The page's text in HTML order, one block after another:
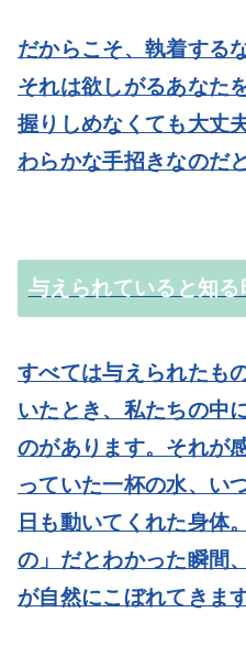
だからこそ、執着する
それは欲しがるあなた
握りしめなくても大丈
わらかな手招きなのだ
与えられていると知
すべては与えられたも
いたとき、私たちの中
のがあります。それが
っていた一杯の水、い
日も動いてくれた身体
の」だとわかった瞬間
が自然にこぼれてきます